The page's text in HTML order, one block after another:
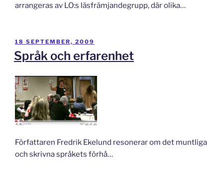
arrangeras av LO:s läsfrämjandegrupp, där olika…
PUBLICERAT
18 SEPTEMBER, 2009
Språk och erfarenhet
Författaren Fredrik Ekelund resonerar om det muntliga
och skrivna språkets förhå…